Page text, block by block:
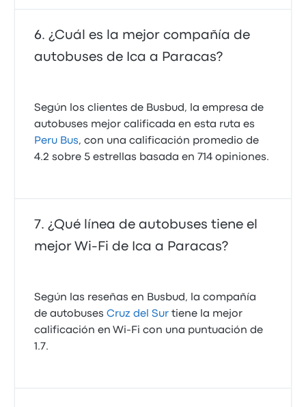
¿Cuál es la mejor compañía de
autobuses de Ica a Paracas?
Según los clientes de Busbud, la empresa de
autobuses mejor calificada en esta ruta es
Peru Bus, con una calificación promedio de
4.2 sobre 5 estrellas basada en 714 opiniones.
¿Qué línea de autobuses tiene el
mejor Wi‑Fi de Ica a Paracas?
Según las reseñas en Busbud, la compañía
de autobusesCruz del Sur tiene la mejor
calificación en Wi‑Fi con una puntuación de
1.7.